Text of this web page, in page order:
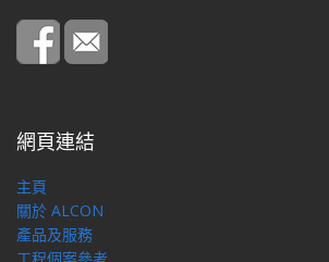
網頁連結
主頁
關於 ALCON
產品及服務